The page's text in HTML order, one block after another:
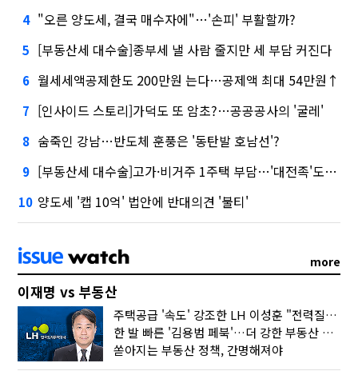
4 "오른 양도세, 결국 매수자에"…'손피' 부활할까?
5 [부동산세 대수술]종부세 낼 사람 줄지만 세 부담 커진다
6 월세세액공제한도 200만원 는다…공제액 최대 54만원↑
7 [인사이드 스토리]가덕도 또 암초?…공공공사의 '굴레'
8 숨죽인 강남…반도체 훈풍은 '동탄발 호남선'?
9 [부동산세 대수술]고가·비거주 1주택 부담…'대전족'도 불똥
10 양도세 '캡 10억' 법안에 반대의견 '불티'
more
이재명 vs 부동산
주택공급 '속도' 강조한 LH 이성훈 "전력질주해야"
한 발 빠른 '김용범 페북'…더 강한 부동산 규제 나오나
쏟아지는 부동산 정책, 간명해져야